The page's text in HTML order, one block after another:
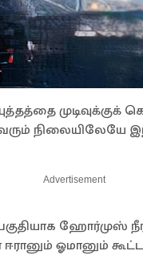
நிலையிலேயே
Advertisement
ஹோர்முஸ்
ஓமானும்